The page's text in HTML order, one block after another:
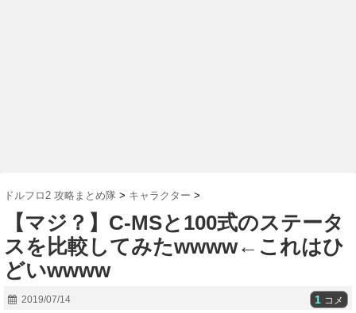
ドルフロ2 攻略まとめ隊 > キャラクター >
【マジ？】C-MSと100式のステータ
スを比較してみたwwww←これはひ
どいwwww
2019/07/14 1 コメ